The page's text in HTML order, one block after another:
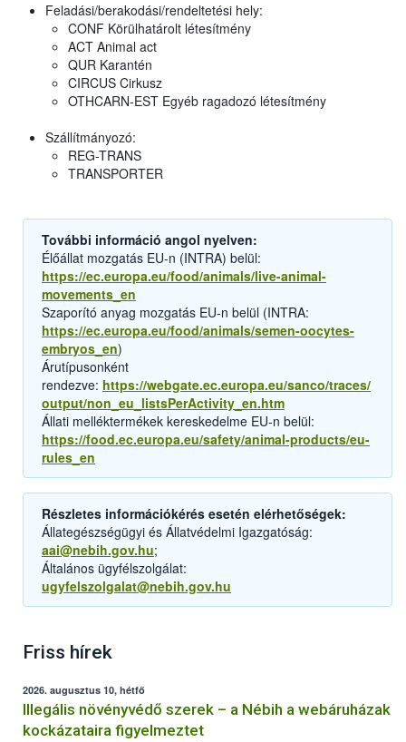
Feladási/berakodási/rendeltetési hely:
CONF Körülhatárolt létesítmény
ACT Animal act
QUR Karantén
CIRCUS Cirkusz
OTHCARN-EST Egyéb ragadozó létesítmény
Szállítmányozó:
REG-TRANS
TRANSPORTER
További információ angol nyelven:
Élőállat mozgatás EU-n (INTRA) belül:
https://ec.europa.eu/food/animals/live-animal-
movements_en
Szaporító anyag mozgatás EU-n belül (INTRA:
https://ec.europa.eu/food/animals/semen-oocytes-
embryos_en)
Árutípusonként
rendezve: https://webgate.ec.europa.eu/sanco/traces/
output/non_eu_listsPerActivity_en.htm
Állati melléktermékek kereskedelme EU-n belül:
https://food.ec.europa.eu/safety/animal-products/eu-
rules_en
Részletes információkérés esetén elérhetőségek:
Állategészségügyi és Állatvédelmi Igazgatóság:
aai@nebih.gov.hu;
Általános ügyfélszolgálat:
ugyfelszolgalat@nebih.gov.hu
Friss hírek
2026. augusztus 10, hétfő
Illegális növényvédő szerek – a Nébih a webáruházak
kockázataira figyelmeztet